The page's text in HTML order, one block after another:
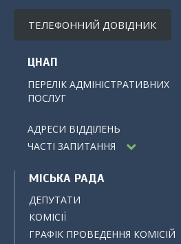
ТЕЛЕФОННИЙ ДОВІДНИК
ЦНАП
ПЕРЕЛІК АДМІНІСТРАТИВНИХ
АДРЕСИ ВІДДІЛЕНЬ
ЧАСТІ ЗАПИТАННЯ
МІСЬКА РАДА
ДЕПУТАТИ
КОМІСІЇ
ГРАФІК ПРОВЕДЕННЯ КОМІСІЙ